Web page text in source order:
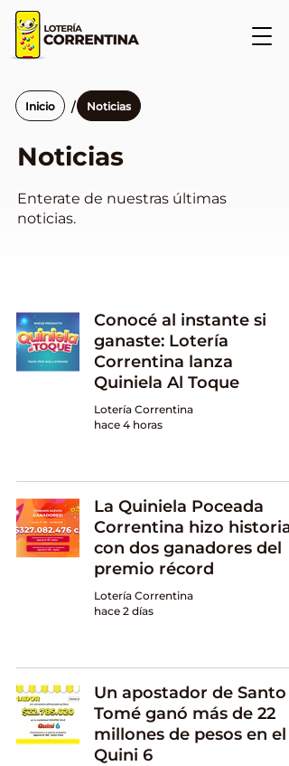
Inicio / Noticias
Noticias
Enterate de nuestras últimas
noticias.
Conocé al instante si
ganaste: Lotería
Correntina lanza
Quiniela Al Toque
Lotería Correntina
hace 4 horas
La Quiniela Poceada
Correntina hizo historia
con dos ganadores del
premio récord
Lotería Correntina
hace 2 días
Un apostador de Santo
Tomé ganó más de 22
millones de pesos en el
Quini 6